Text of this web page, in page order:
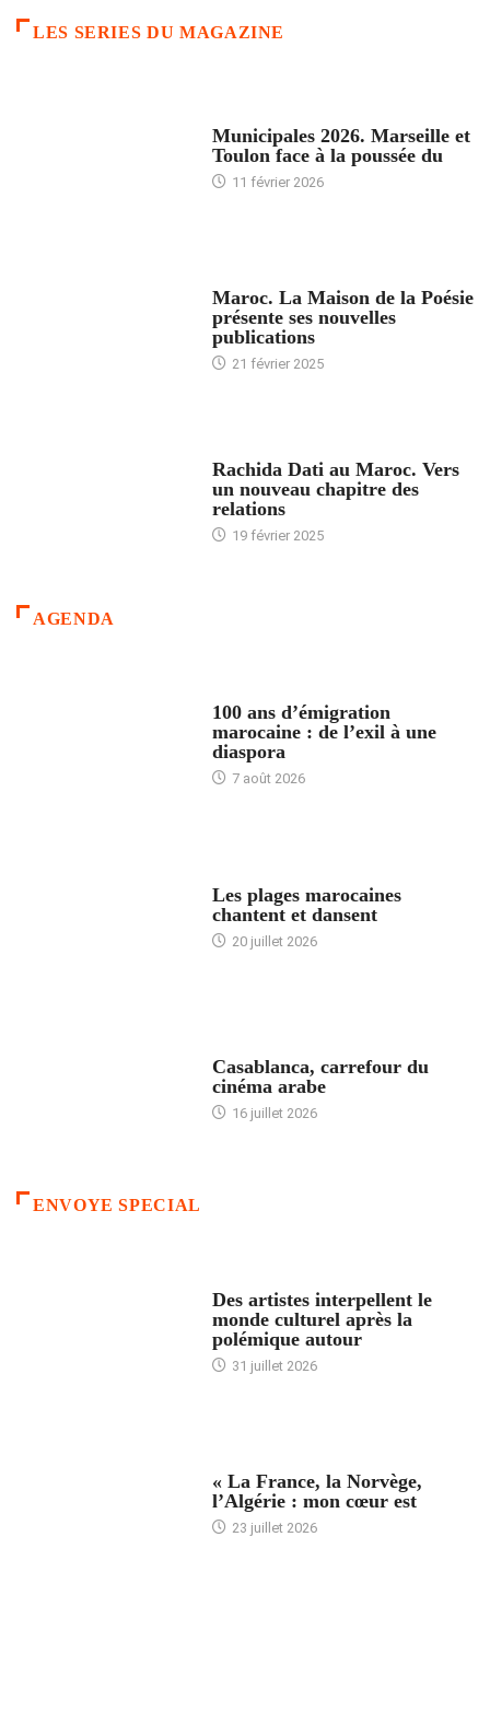
LES SERIES DU MAGAZINE
Municipales 2026. Marseille et
Toulon face à la poussée du
11 février 2026
Maroc. La Maison de la Poésie
présente ses nouvelles
publications
21 février 2025
Rachida Dati au Maroc. Vers
un nouveau chapitre des
relations
19 février 2025
AGENDA
100 ans d’émigration
marocaine : de l’exil à une
diaspora
7 août 2026
Les plages marocaines
chantent et dansent
20 juillet 2026
Casablanca, carrefour du
cinéma arabe
16 juillet 2026
ENVOYE SPECIAL
Des artistes interpellent le
monde culturel après la
polémique autour
31 juillet 2026
« La France, la Norvège,
l’Algérie : mon cœur est
23 juillet 2026